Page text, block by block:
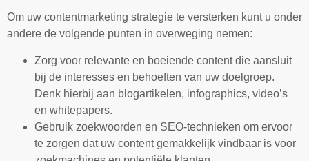
Om uw contentmarketing strategie te versterken kunt u onder
andere de volgende punten in overweging nemen:
Zorg voor relevante en boeiende content die aansluit
bij de interesses en behoeften van uw doelgroep.
Denk hierbij aan blogartikelen, infographics, video’s
en whitepapers.
Gebruik zoekwoorden en SEO-technieken om ervoor
te zorgen dat uw content gemakkelijk vindbaar is voor